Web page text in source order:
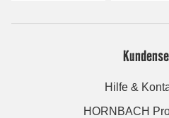
Hilfe &
HORNBACH